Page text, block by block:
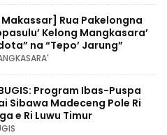
Rua Pakelongna
Kelong Mangkasara’
na “Tepo’ Jarung”
Program Ibas-Puspa
Sibawa Madeceng Pole Ri
e Ri Luwu Timur